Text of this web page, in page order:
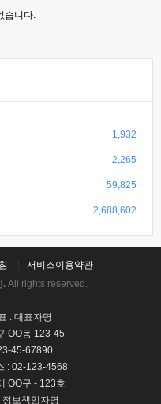
습니다.
1,932
2,265
59,825
2,688,602
서비스이용약관
. All rights reserved.
: 대표자명
OO동 123-45
45-67890
: 02-123-4568
OO구 - 123호
보책임자명